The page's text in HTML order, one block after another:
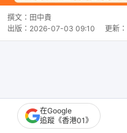
撰文： 田中貴
出版： 2026-07-03 09:10 更新：
在Google
追蹤《香港01》